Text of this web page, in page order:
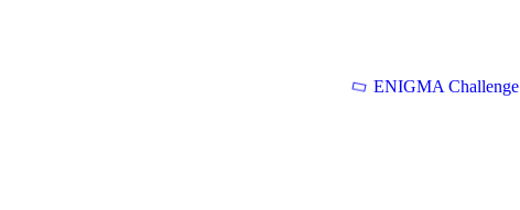
ENIGMA Challenge